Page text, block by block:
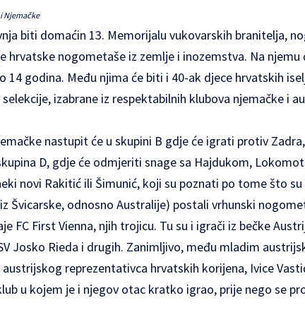
Njemačke
biti domaćin 13. Memorijalu vukovarskih branitelja,
hrvatske nogometaše iz zemlje i inozemstva. Na njemu
14 godina. Među njima će biti i 40-ak djece hrvatskih
izabrane iz respektabilnih klubova njemačke i
nastupit će u skupini B gdje će igrati protiv
D, gdje će odmjeriti snage sa Hajdukom,
novi Rakitić ili Šimunić, koji su poznati po tome što su
Švicarske, odnosno Australije) postali vrhunski
FC First Vienna, njih trojicu. Tu su i igrači iz bečke
Josko Rieda i drugih. Zanimljivo, među mladim
reprezentativca hrvatskih korijena, Ivice
u kojem je i njegov otac kratko igrao, prije nego se